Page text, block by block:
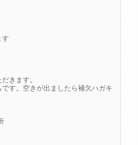
す
きます。
す。空きが出ましたら補欠ハガキ